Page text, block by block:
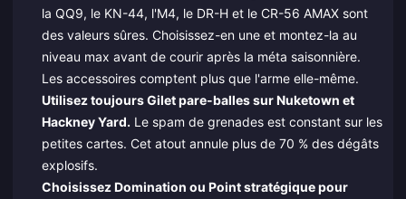
la QQ9, le KN-44, l'M4, le DR-H et le CR-56 AMAX sont
des valeurs sûres. Choisissez-en une et montez-la au
niveau max avant de courir après la méta saisonnière.
Les accessoires comptent plus que l'arme elle-même.
Utilisez toujours Gilet pare-balles sur Nuketown et
Hackney Yard. Le spam de grenades est constant sur les
petites cartes. Cet atout annule plus de 70 % des dégâts
explosifs.
Choisissez Domination ou Point stratégique pour